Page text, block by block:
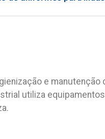
e
utiliza